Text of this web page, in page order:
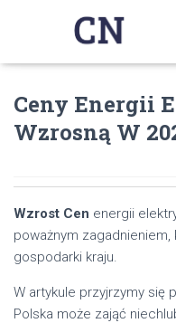
Ceny Energii
Wzrosną W
Wzrost Cen energii
poważnym zagadnieniem,
gospodarki kraju.
W artykule przyjrzymy się
Polska może zająć